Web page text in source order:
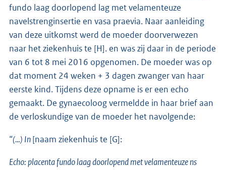
fundo laag doorlopend lag met velamenteuze
navelstrenginsertie en vasa praevia. Naar aanleiding
van deze uitkomst werd de moeder doorverwezen
naar het ziekenhuis te [H]. en was zij daar in de periode
van 6 tot 8 mei 2016 opgenomen. De moeder was op
dat moment 24 weken + 3 dagen zwanger van haar
eerste kind. Tijdens deze opname is er een echo
gemaakt. De gynaecoloog vermeldde in haar brief aan
de verloskundige van de moeder het navolgende:
“(…) In[naam ziekenhuis te [G]:
Echo: placenta fundo laag doorlopend met velamenteuze ns